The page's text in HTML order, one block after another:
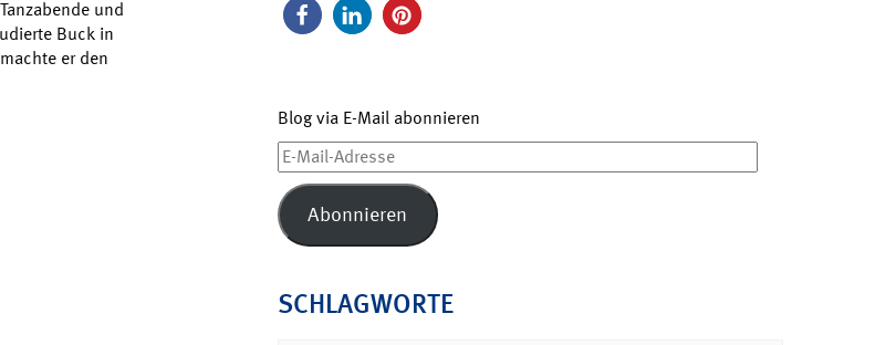
und
Buck in
er den
Blog via E-Mail abonnieren
E-
Mail-
Adresse
Abonnieren
SCHLAGWORTE